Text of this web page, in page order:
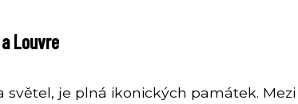
Louvre
světel, je plná ikonických památek.